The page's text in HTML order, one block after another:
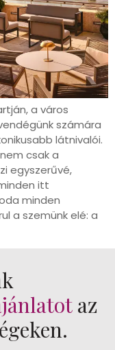
a város
számára
látnivalói.
csak a
egyszerűvé,
itt
minden
a szemünk elé: a
az